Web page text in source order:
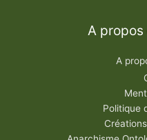
A propos
A
Politique